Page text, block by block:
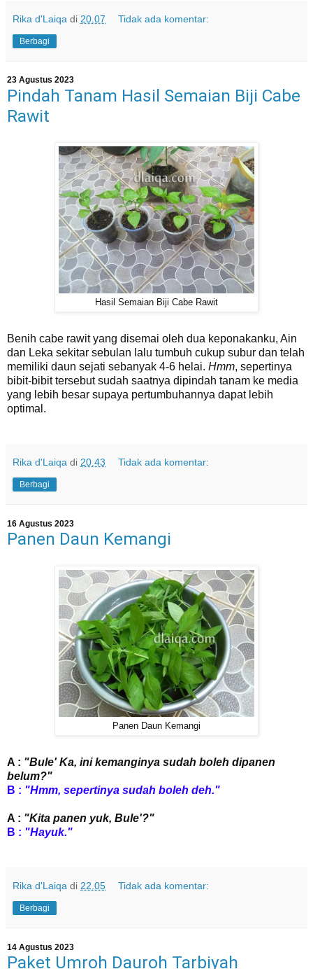
Rika d'Laiqa di 20.07 Tidak ada komentar:
Berbagi
23 Agustus 2023
Pindah Tanam Hasil Semaian Biji Cabe
Rawit
Hasil Semaian Biji Cabe Rawit
Benih cabe rawit yang disemai oleh dua keponakanku, Ain
dan Leka sekitar sebulan lalu tumbuh cukup subur dan telah
memiliki daun sejati sebanyak 4-6 helai. Hmm, sepertinya
bibit-bibit tersebut sudah saatnya dipindah tanam ke media
yang lebih besar supaya pertumbuhannya dapat lebih
optimal.
Rika d'Laiqa di 20.43 Tidak ada komentar:
Berbagi
16 Agustus 2023
Panen Daun Kemangi
Panen Daun Kemangi
A : "Bule' Ka, ini kemanginya sudah boleh dipanen
belum?"
B : "Hmm, sepertinya sudah boleh deh."
A : "Kita panen yuk, Bule'?"
B : "Hayuk."
Rika d'Laiqa di 22.05 Tidak ada komentar:
Berbagi
14 Agustus 2023
Paket Umroh Dauroh Tarbiyah